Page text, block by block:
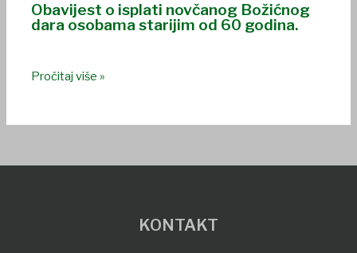
Obavijest o isplati novčanog Božićnog
dara osobama starijim od 60 godina.
Pročitaj više »
KONTAKT